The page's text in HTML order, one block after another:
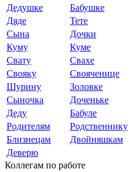
Дедушке
Бабушке
Дяде
Тете
Сына
Дочки
Куму
Куме
Свату
Свахе
Свояку
Свояченице
Шурину
Золовке
Сыночка
Доченьке
Деду
Бабуле
Родителям
Родственнику
Близнецам
Двойняшкам
Деверю
Коллегам по работе